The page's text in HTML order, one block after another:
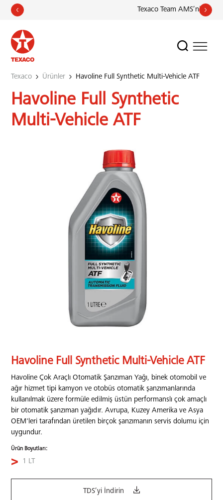
Texaco Team AMS’nin
Texaco Ürünler Havoline Full Synthetic Multi-Vehicle ATF
Havoline Full Synthetic
Multi-Vehicle ATF
Havoline Full Synthetic Multi-Vehicle ATF
Havoline Çok Araçlı Otomatik Şanzıman Yağı, binek otomobil ve
ağır hizmet tipi kamyon ve otobüs otomatik şanzımanlarında
kullanılmak üzere formüle edilmiş üstün performanslı çok amaçlı
bir otomatik şanzıman yağıdır. Avrupa, Kuzey Amerika ve Asya
OEM'leri tarafından üretilen birçok şanzımanın servis dolumu için
uygundur.
Ürün Boyutları:
1 LT
TDS’yi İndirin